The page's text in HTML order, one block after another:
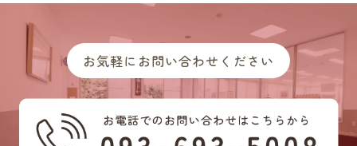
お気軽にお問い合わせください